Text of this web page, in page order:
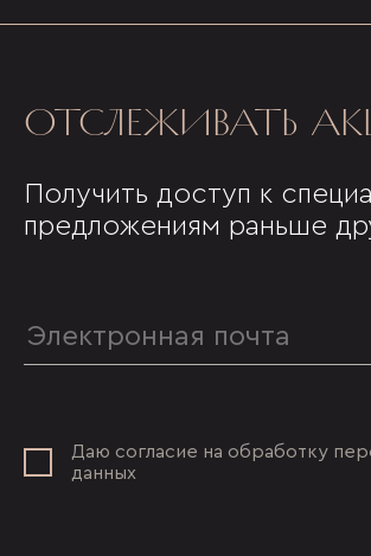
ОТСЛЕЖИВАТЬ
Получить доступ к
предложениям раньше
Даю согласие на обработку
данных